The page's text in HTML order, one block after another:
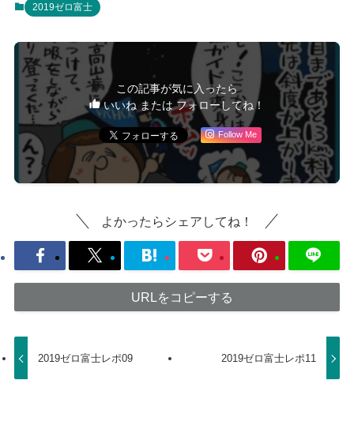
2019ゼロ富士
この記事が気に入ったら
いいね または フォローしてね！
Follow Me
よかったらシェアしてね！
URLをコピーする
2019ゼロ富士レポ09 2019ゼロ富士レポ11